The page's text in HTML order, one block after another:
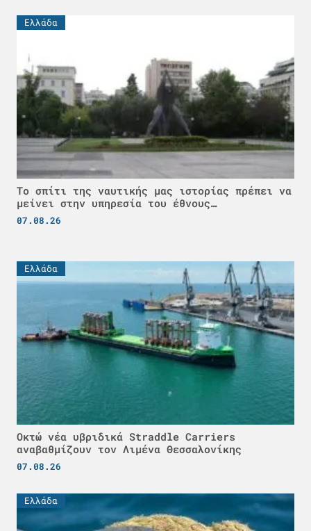
Ελλάδα
Το σπίτι της ναυτικής μας ιστορίας πρέπει να
μείνει στην υπηρεσία του έθνους…
07.08.26
Ελλάδα
Οκτώ νέα υβριδικά Straddle Carriers
αναβαθμίζουν τον Λιμένα Θεσσαλονίκης
07.08.26
Ελλάδα